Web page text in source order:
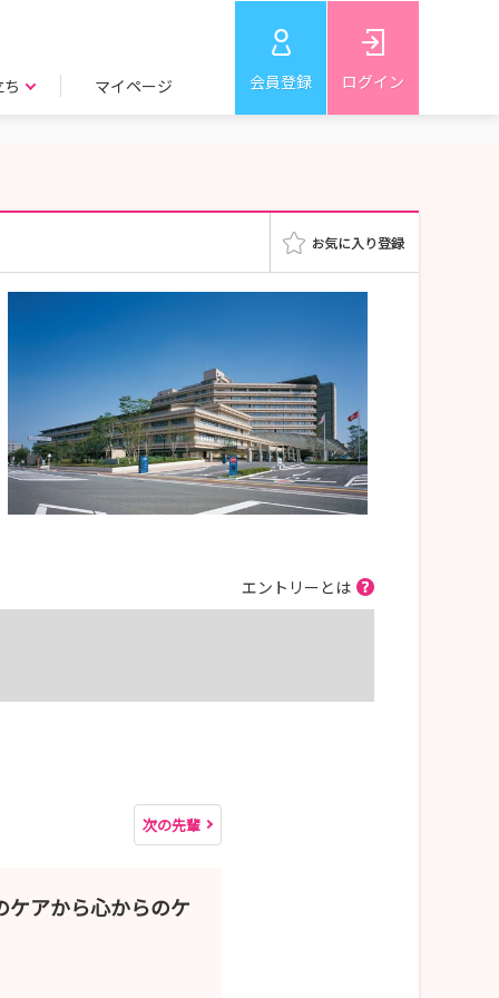
マイページ 会員登録 ログイン
エントリーとは
次の先輩
アから心からのケ